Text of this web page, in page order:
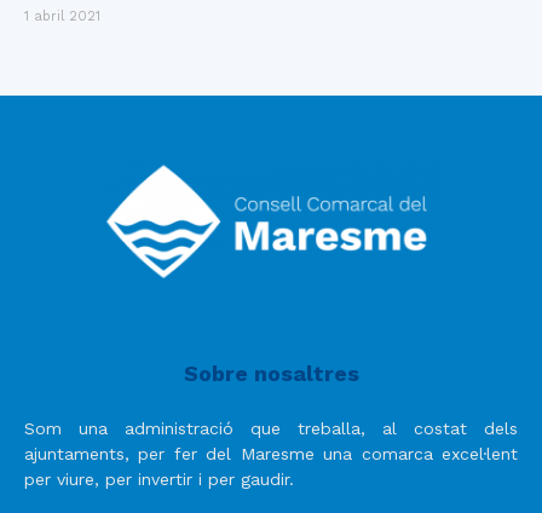
1 abril 2021
Sobre nosaltres
Som una administració que treballa, al costat dels
ajuntaments, per fer del Maresme una comarca excel·lent
per viure, per invertir i per gaudir.